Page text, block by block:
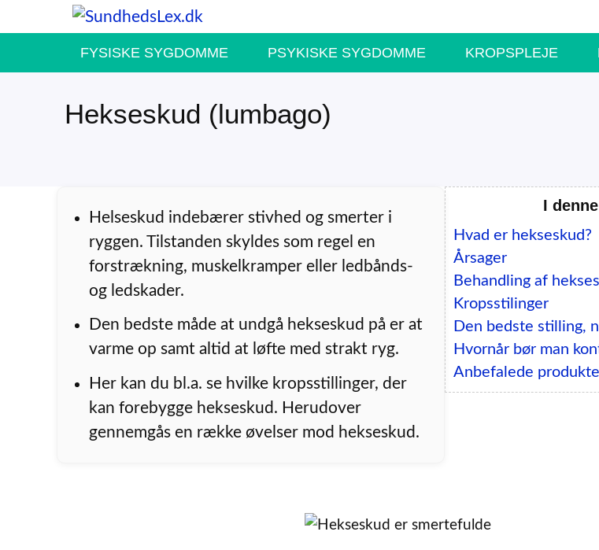
til
FYSISKE SYGDOMME PSYKISKE SYGDOMME KROPSPLEJE
Hekseskud (lumbago)
Helseskud indebærer stivhed og smerter i
ryggen. Tilstanden skyldes som regel en
forstrækning, muskelkramper eller ledbånds-
og ledskader.
Den bedste måde at undgå hekseskud på er at
varme op samt altid at løfte med strakt ryg.
Her kan du bl.a. se hvilke kropsstillinger, der
kan forebygge hekseskud. Herudover
gennemgås en række øvelser mod hekseskud.
I
Hvad er hekseskud?
Årsager
Behandling af
Kropsstilinger
Den bedste stilling,
Hvornår bør man
Anbefalede